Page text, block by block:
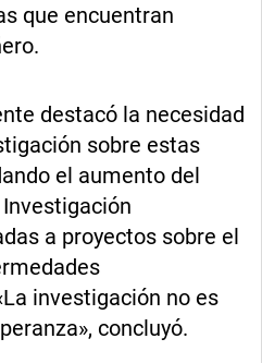
que encuentran
destacó la necesidad
sobre estas
el aumento del
a proyectos sobre el
investigación no es
concluyó.